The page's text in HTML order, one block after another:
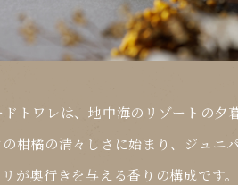
トワレは、地中海のリゾートの夕
柑橘の清々しさに始まり、ジュニ
が奥行きを与える香りの構成です。